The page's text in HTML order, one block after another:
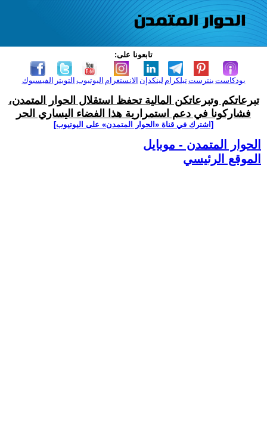
تابعونا على:
الفيسبوك التويتر اليوتيوب الانستغرام لينكدإن تيلكرامبنترست بودكاست
تبرعاتكم وتبرعاتكن المالية تحفظ استقلال الحوار المتمدن،
فشاركونا في دعم استمرارية هذا الفضاء اليساري الحر
[اشترك في قناة ‫«الحوار المتمدن» على اليوتيوب]
الحوار المتمدن - موبايل
الموقع الرئيسي